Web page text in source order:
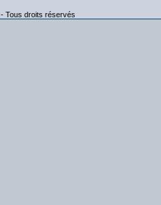
- Tous droits réservés